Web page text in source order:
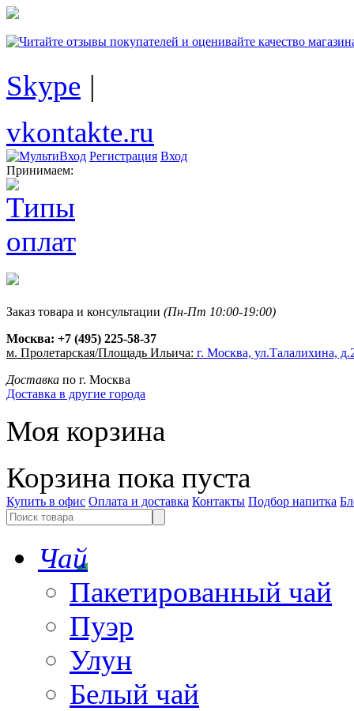
Skype |
vkontakte.ru
Регистрация Вход
Принимаем:
Заказ товара и консультации (Пн-Пт 10:00-19:00)
Москва: +7 (495) 225-58-37
м. Пролетарская/Площадь Ильича: г. Москва, ул.Талалихина,
Доставка по г. Москва
Доставка в другие города
Моя корзина
Корзина пока пуста
Купить в офис Оплата и доставка Контакты Подбор напитка
Чай
Пакетированный чай
Пуэр
Улун
Белый чай